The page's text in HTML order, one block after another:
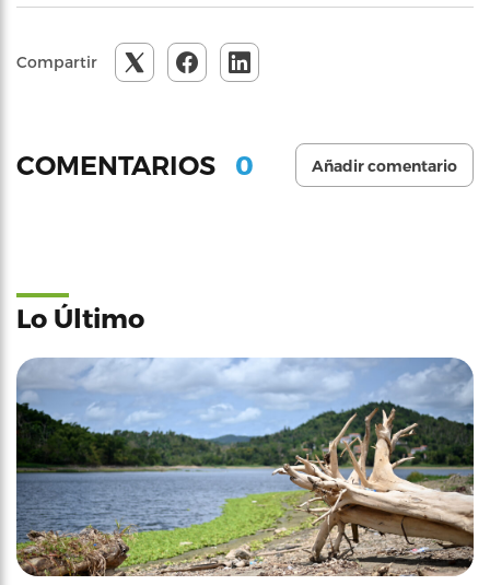
Compartir
COMENTARIOS 0 Añadir comentario
Lo Último